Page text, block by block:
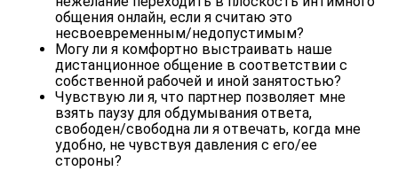
общения онлайн, если я считаю это
несвоевременным/недопустимым?
Могу ли я комфортно выстраивать наше
дистанционное общение в соответствии с
собственной рабочей и иной занятостью?
Чувствую ли я, что партнер позволяет мне
взять паузу для обдумывания ответа,
свободен/свободна ли я отвечать, когда мне
удобно, не чувствуя давления с его/ее
стороны?